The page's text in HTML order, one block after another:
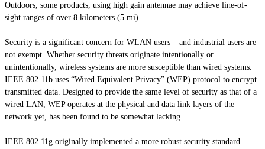
Outdoors, some products, using high gain antennae may achieve line-of-
sight ranges of over 8 kilometers (5 mi).
Security is a significant concern for WLAN users – and industrial users are
not exempt. Whether security threats originate intentionally or
unintentionally, wireless systems are more susceptible than wired systems.
IEEE 802.11b uses “Wired Equivalent Privacy” (WEP) protocol to encrypt
transmitted data. Designed to provide the same level of security as that of a
wired LAN, WEP operates at the physical and data link layers of the
network yet, has been found to be somewhat lacking.
IEEE 802.11g originally implemented a more robust security standard